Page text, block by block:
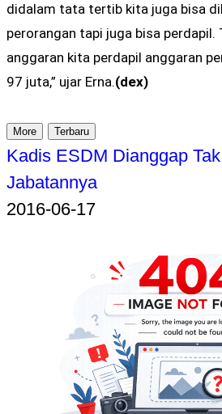
didalam tata tertib kita juga bisa
perorangan tapi juga bisa perdapil.
anggaran kita perdapil anggaran
97 juta,” ujar Erna.(dex)
More Terbaru
Kadis ESDM Dianggap
Jabatannya
2016-06-17